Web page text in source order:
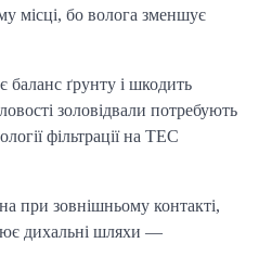
місці, бо волога зменшує
ґрунту і шкодить
золовідвали потребують
фільтрації на ТЕС
при зовнішньому контакті,
дихальні шляхи —